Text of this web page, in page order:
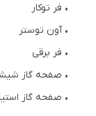
• فر توکار
• آون توستر
• فر برقی
• صفحه گاز
• صفحه گاز